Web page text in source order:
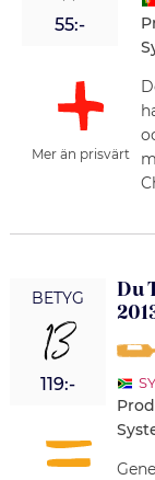
55:-
Mer än prisvärt
BETYG
13
119:-
Du